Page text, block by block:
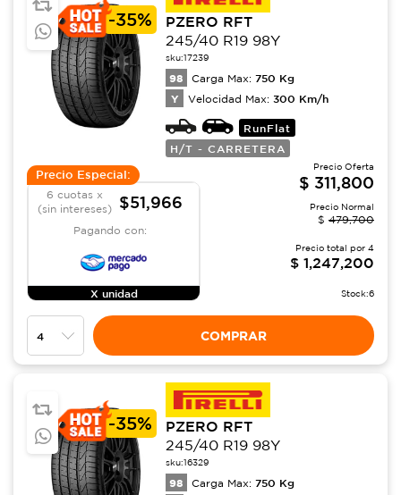
-35%
PZERO RFT
245/40 R19 98Y
sku:17239
98 Carga Max: 750 Kg
Y Velocidad Max: 300 Km/h
RunFlat
H/T - CARRETERA
Precio Especial:
6 cuotas x
(sin intereses)
$51,966
Pagando con:
X unidad
Precio Oferta
$ 311,800
Precio Normal
$ 479,700
Precio total por 4
$ 1,247,200
Stock:6
COMPRAR
-35%
PZERO RFT
245/40 R19 98Y
sku:16329
98 Carga Max: 750 Kg